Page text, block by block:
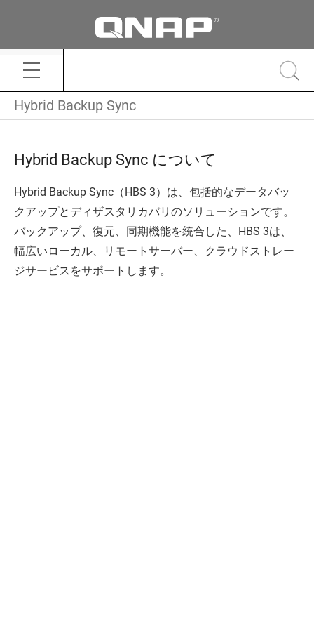
Hybrid Backup Sync
Hybrid Backup Sync について
Hybrid Backup Sync（HBS 3）は、包括的なデータバッ
クアップとディザスタリカバリのソリューションです。
バックアップ、復元、同期機能を統合した、 HBS 3は、
幅広いローカル、リモートサーバー、クラウドストレー
ジサービスをサポートします。